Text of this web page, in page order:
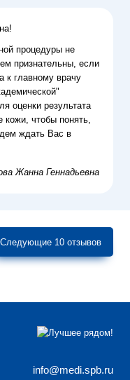
процедуры не
признательны, если
к главному врачу
оценки результата
кожи, чтобы понять,
ждать Вас в
Жанна Геннадьевна
Следующие 10 отзывов
info@medi.spb.ru